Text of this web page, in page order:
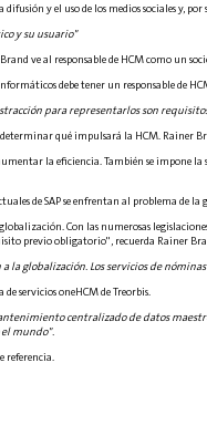
y el uso de los medios sociales y,
y su usuario"
ve al responsable de HCM como un
debe tener un responsable de
para representarlos son
qué impulsará la HCM. Rainer
aumentar la eficiencia. También se
de SAP se enfrentan al problema
Con las numerosas
previo obligatorio", recuerda Rainer
la globalización. Los servicios de
servicios oneHCM de Treorbis.
centralizado de datos
el mundo".
referencia.